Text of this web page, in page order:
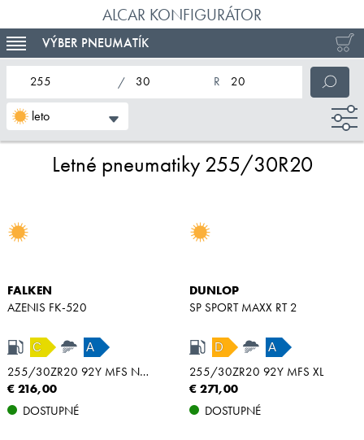
ALCAR KONFIGURÁTOR
TOGGLE NAVIGATION
VÝBER PNEUMATÍK
leto
nominálna šírka pneumatiky
profil pneumatiky
nominálny priemer pneumatiky
Letné pneumatiky 255/30R20
FALKEN
AZENIS FK-520
C A
255/30ZR20 92Y MFS NBLK XL
€ 216,00
DOSTUPNÉ
DUNLOP
SP SPORT MAXX RT 2
D A
255/30ZR20 92Y MFS XL
€ 271,00
DOSTUPNÉ